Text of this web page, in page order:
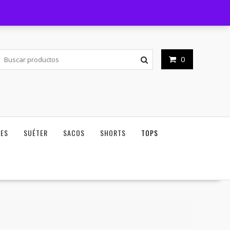
0
SUÉTER SACOS SHORTS TOPS